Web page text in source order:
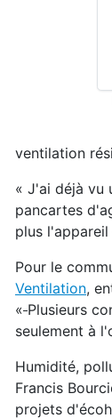
ventilation
« J'ai déjà vu
pancartes
plus
Pour le
Ventilation,
« Plusieurs
seulement à
Humidité,
Francis
projets